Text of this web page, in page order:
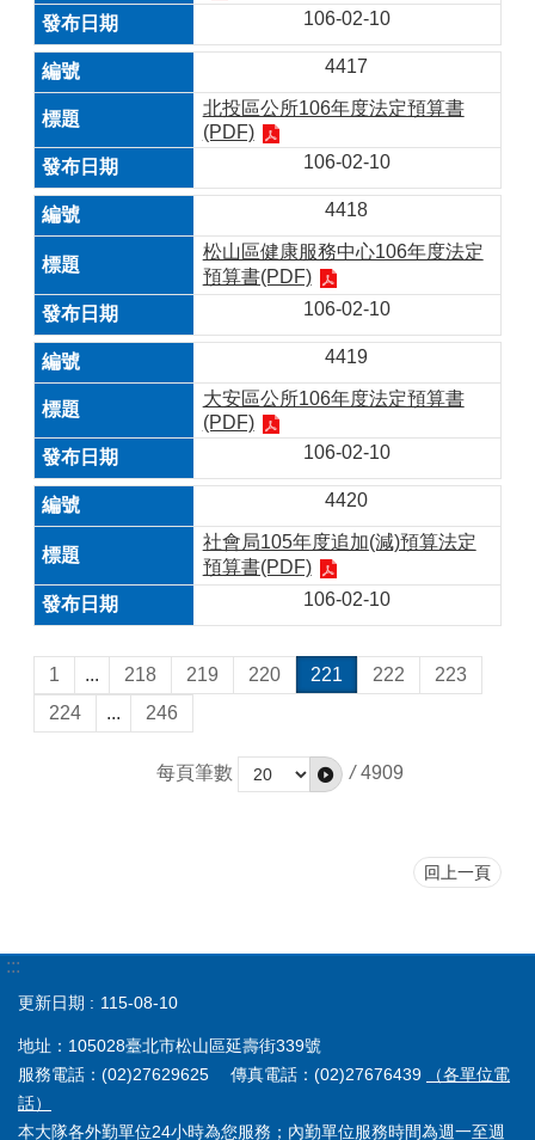
106-02-10
4417
北投區公所106年度法定預算書
(PDF)
106-02-10
4418
松山區健康服務中心106年度法定
預算書(PDF)
106-02-10
4419
大安區公所106年度法定預算書
(PDF)
106-02-10
4420
社會局105年度追加(減)預算法定
預算書(PDF)
106-02-10
1 ... 218 219 220 221 222
223
224
... 246
每頁筆數 / 4909
回上一頁
:::
更新日期 115-08-10
地址：105028臺北市松山區延壽街339號
服務電話：(02)27629625 傳真電話：(02)27676439
（各單位電
話）
本大隊各外勤單位24小時為您服務；內勤單位服務時間為週一至週